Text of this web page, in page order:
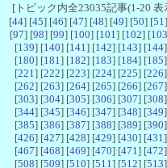
[トピック内全23035記事(1-20
[44] [45] [46] [47] [48] [49] [50] [51
[97] [98] [99] [100] [101 ] [102] [103
[139] [140] [141 ] [142] [143] [144
[180] [181 ] [182] [183] [184] [185
[221 ] [222] [223] [224] [225] [226
[262] [263] [264] [265] [266] [267
[303] [304] [305] [306] [307] [308
[344] [345] [346] [347] [348] [349
[385] [386] [387] [388] [389] [390
[426] [427] [428] [429] [430] [431
[467] [468] [469] [470] [471 ] [472
[508] [509] [510] [511 ] [512] [513